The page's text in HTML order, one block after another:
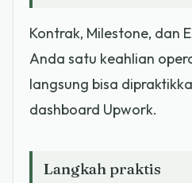
Kontrak, Milestone, dan
Anda satu keahlian
langsung bisa
dashboard Upwork.
Langkah praktis